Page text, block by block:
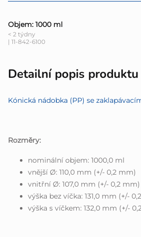
Objem: 1000 ml
< 2 týdny
| 11-842-6100
Detailní popis produktu
Kónická nádobka (PP) se
Rozměry:
nominální objem: 1000,0 ml
vnější Ø: 110,0 mm (+/- 0,2 mm)
vnitřní Ø: 107,0 mm (+/- 0,2 mm)
výška bez víčka: 131,0 mm (+/-
výška s víčkem: 132,0 mm (+/-